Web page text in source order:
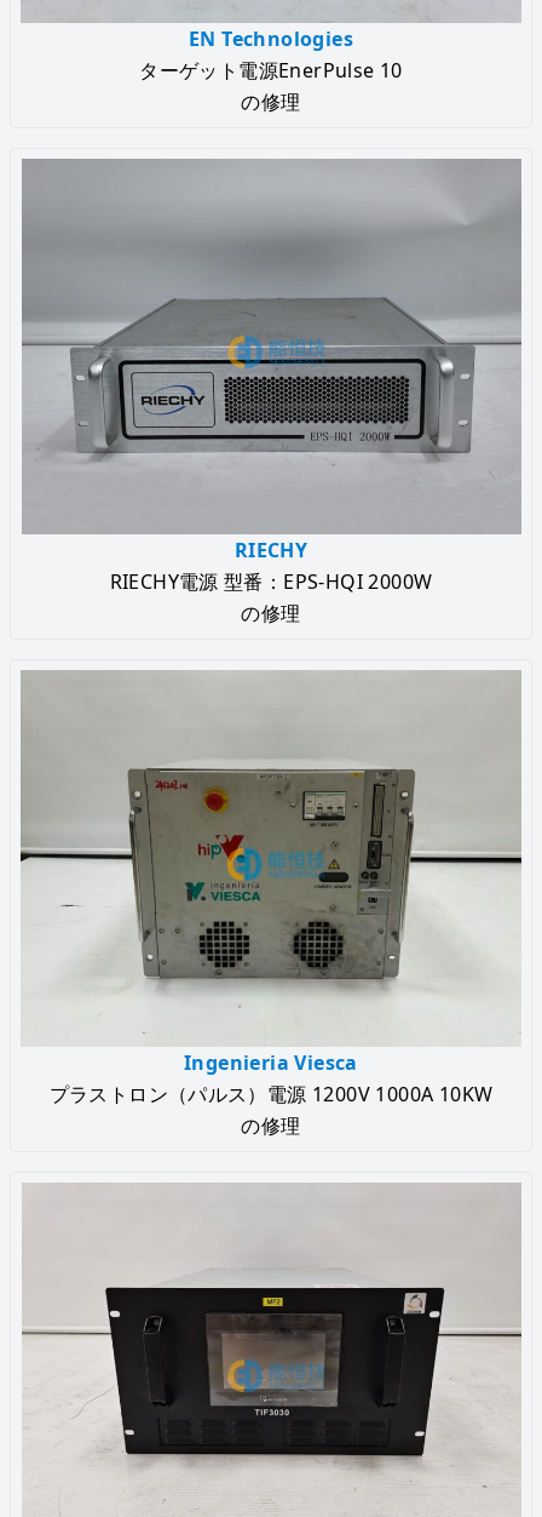
EN Technologies
ターゲット電源EnerPulse 10
の修理
RIECHY
RIECHY電源 型番：EPS-HQI 2000W
の修理
Ingenieria Viesca
プラストロン（パルス）電源 1200V 1000A 10KW
の修理